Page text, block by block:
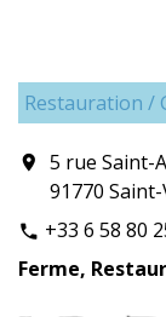
Restauration /
location_on
5 rue Saint-
91770
phone +33 6 58 80
Ferme,